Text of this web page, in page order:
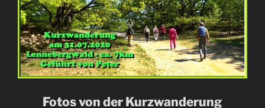
Fotos von der Kurzwanderung